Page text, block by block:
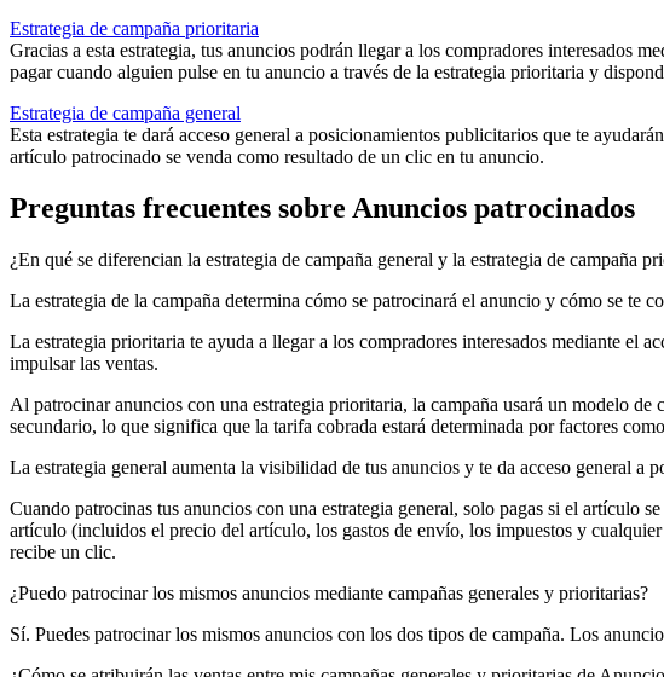
Estrategia de campaña prioritaria
Gracias a esta estrategia, tus anuncios podrán llegar a los compradores interesados
pagar cuando alguien pulse en tu anuncio a través de la estrategia prioritaria y
Estrategia de campaña general
Esta estrategia te dará acceso general a posicionamientos publicitarios que te
artículo patrocinado se venda como resultado de un clic en tu anuncio.
Preguntas frecuentes sobre Anuncios patrocinados
¿En qué se diferencian la estrategia de campaña general y la estrategia de campaña
La estrategia de la campaña determina cómo se patrocinará el anuncio y cómo se te
La estrategia prioritaria te ayuda a llegar a los compradores interesados mediante el
impulsar las ventas.
Al patrocinar anuncios con una estrategia prioritaria, la campaña usará un modelo
secundario, lo que significa que la tarifa cobrada estará determinada por factores
La estrategia general aumenta la visibilidad de tus anuncios y te da acceso general
Cuando patrocinas tus anuncios con una estrategia general, solo pagas si el
artículo (incluidos el precio del artículo, los gastos de envío, los impuestos y
recibe un clic.
¿Puedo patrocinar los mismos anuncios mediante campañas generales y prioritarias?
Sí. Puedes patrocinar los mismos anuncios con los dos tipos de campaña. Los